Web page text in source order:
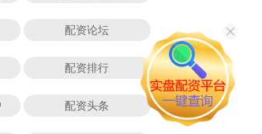
配资论坛
配资排行
配资头条